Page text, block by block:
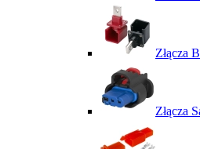
Złącza
Złącza